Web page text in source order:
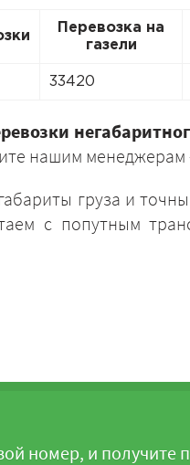
Перевозка на
газели
33420
нашим менеджерам
груза и
с попутным
номер, и получите